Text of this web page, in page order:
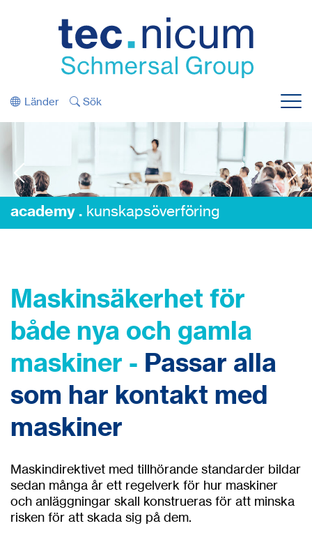
Länder Sök Meny
academy . kunskapsöverföring
Maskinsäkerhet för
både nya och gamla
maskiner - Passar alla
som har kontakt med
maskiner
Maskindirektivet med tillhörande standarder bildar
sedan många år ett regelverk för hur maskiner
och anläggningar skall konstrueras för att minska
risken för att skada sig på dem.